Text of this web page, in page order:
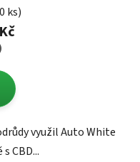
ks)
využil Auto White
CBD...